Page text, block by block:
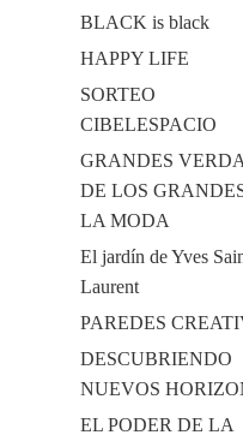
BLACK is black
HAPPY LIFE
SORTEO
CIBELESPACIO
GRANDES
DE LOS
LA MODA
El jardín de Yves
Laurent
PAREDES
DESCUBRIENDO
NUEVOS
EL PODER DE LA